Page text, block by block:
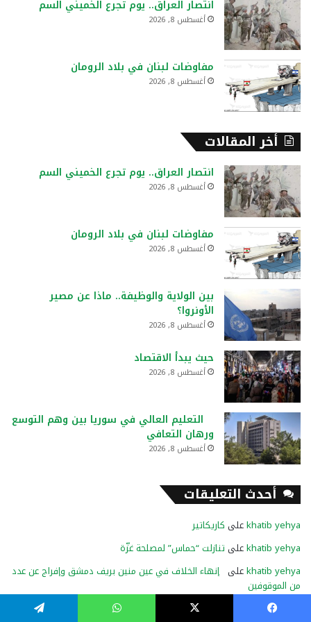
انتصار العراق.. يوم تجرع الخميني السم
أغسطس 8, 2026
مفاوضات لبنان في بلاد الرومان
أغسطس 8, 2026
أخر المقالات
انتصار العراق.. يوم تجرع الخميني السم
أغسطس 8, 2026
مفاوضات لبنان في بلاد الرومان
أغسطس 8, 2026
بين الولاية والوظيفة.. ماذا عن مصير
الأونروا؟
أغسطس 8, 2026
حيث يبدأ الاقتصاد
أغسطس 8, 2026
التعليم العالي في سوريا بين وهم التوسع
ورهان التعافي
أغسطس 8, 2026
أحدث التعليقات
khatib yehyaعلى كاريكاتير
khatib yehyaعلى تنازلت “حماس” لمصلحة غزّة
khatib yehyaعلى إنهاء الخلاف في عين منين بريف دمشق وإفراج عن عدد
من الموقوفين